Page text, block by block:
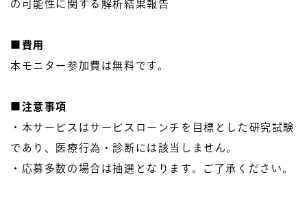
の可能性に関する解析結果報告
■費用
本モニター参加費は無料です。
■注意事項
・本サービスはサービスローンチを目標とした研究試験
であり、医療行為・診断には該当しません。
・応募多数の場合は抽選となります。ご了承ください。